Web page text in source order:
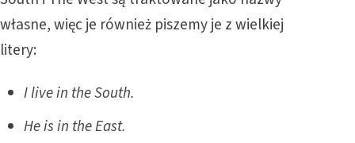
własne, więc je również piszemy je z wielkiej
litery:
I live in the South.
He is in the East.